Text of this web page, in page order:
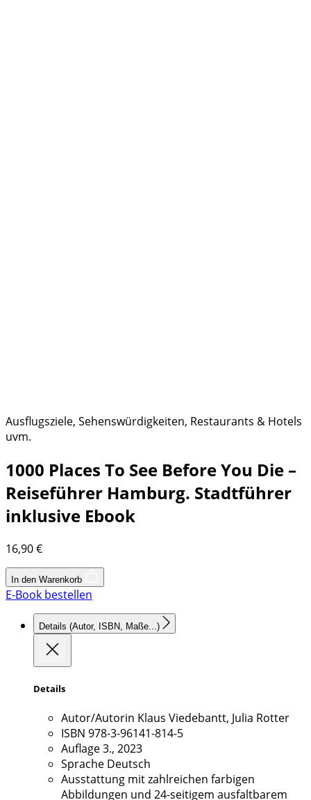
Ausflugsziele, Sehenswürdigkeiten, Restaurants & Hotels
uvm.
1000 Places To See Before You Die –
Reiseführer Hamburg. Stadtführer
inklusive Ebook
16,90€
In den Warenkorb
E-Book bestellen
Details (Autor, ISBN, Maße...)
Details
Autor/Autorin Klaus Viedebantt, Julia Rotter
ISBN 978-3-96141-814-5
Auflage3., 2023
Sprache Deutsch
Ausstattung mit zahlreichen farbigen
Abbildungen und 24-seitigem ausfaltbarem